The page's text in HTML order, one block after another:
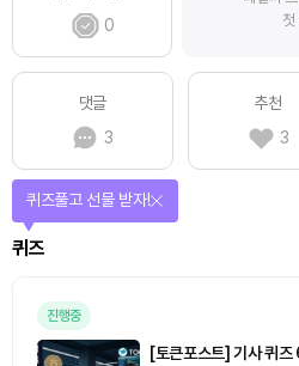
0
첫
댓글
3
추천
3
퀴즈
퀴즈풀고 선물 받자!
진행중
[토큰포스트] 기사 퀴